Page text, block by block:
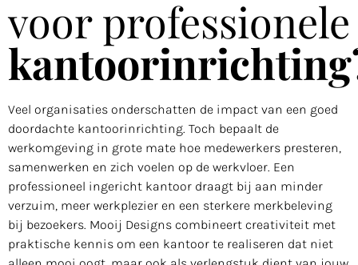
voor professionele
Veel organisaties onderschatten de impact van een goed
doordachte kantoorinrichting. Toch bepaalt de
werkomgeving in grote mate hoe medewerkers presteren,
samenwerken en zich voelen op de werkvloer. Een
professioneel ingericht kantoor draagt bij aan minder
verzuim, meer werkplezier en een sterkere merkbeleving
bij bezoekers. Mooij Designs combineert creativiteit met
praktische kennis om een kantoor te realiseren dat niet